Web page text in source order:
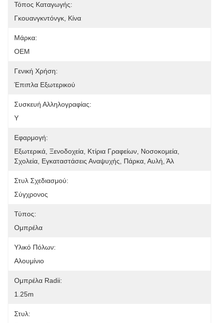
Τόπος Καταγωγής:
Γκουανγκντόνγκ, Κίνα
Μάρκα:
OEM
Γενική Χρήση:
Έπιπλα Εξωτερικού
Συσκευή Αλληλογραφίας:
Y
Εφαρμογή:
Εξωτερικά, Ξενοδοχεία, Κτίρια Γραφείων, Νοσοκομεία,
Σχολεία, Εγκαταστάσεις Αναψυχής, Πάρκα, Αυλή, Άλ
Στυλ Σχεδιασμού:
Σύγχρονος
Τύπος:
Ομπρέλα
Υλικό Πόλων:
Αλουμίνιο
Ομπρέλα Radii:
1.25m
Στυλ: